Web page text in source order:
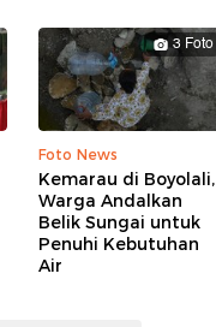
3 Foto
Foto News
Kemarau di Boyolali,
Warga Andalkan
Belik Sungai untuk
Penuhi Kebutuhan
Air